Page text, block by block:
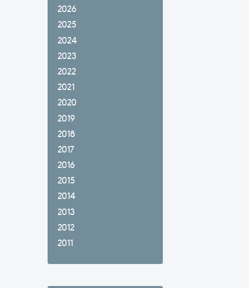
2026
2025
2024
2023
2022
2021
2020
2019
2018
2017
2016
2015
2014
2013
2012
2011